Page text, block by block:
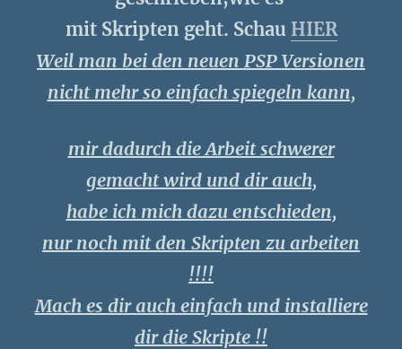
mit Skripten geht. Schau HIER
Weil man bei den neuen PSP Versionen
nicht mehr so einfach spiegeln kann,
mir dadurch die Arbeit schwerer
gemacht wird und dir auch,
habe ich mich dazu entschieden,
nur noch mit den Skripten zu arbeiten
!!!!
Mach es dir auch einfach und installiere
dir die Skripte !!